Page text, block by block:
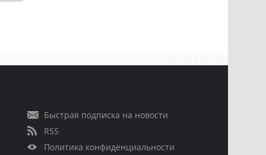
Быстрая подписка на новости
RSS
Политика конфиденциальности